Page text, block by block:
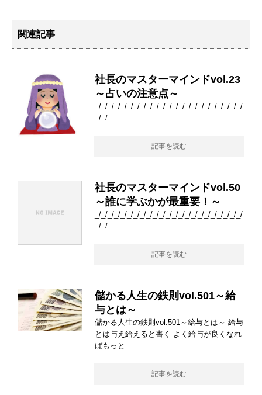
関連記事
社長のマスターマインドvol.23
～占いの注意点～
_/_/_/_/_/_/_/_/_/_/_/_/_/_/_/_/_/_/_/_/_/_/_/
_/_/
記事を読む
社長のマスターマインドvol.50
～誰に学ぶかが最重要！～
_/_/_/_/_/_/_/_/_/_/_/_/_/_/_/_/_/_/_/_/_/_/_/
_/_/
記事を読む
儲かる人生の鉄則vol.501～給
与とは～
儲かる人生の鉄則vol.501～給与とは～ 給与
とは与え給えると書く よく給与が良くなれ
ばもっと
記事を読む